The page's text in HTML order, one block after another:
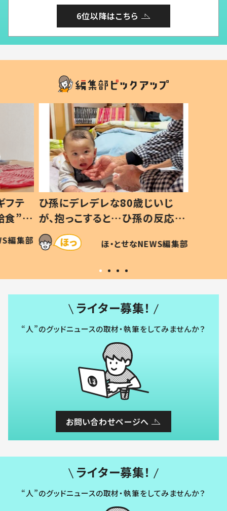
6位以降はこちら
じ
応に
方な
編集部
生後8ヶ月で亡くなった息子 約
3年半後、当時の妻の日記に書い
てあった本音とは
ほ・とせなNEWS編集部
ライター募集！
“人”のグッドニュースの取材・執筆をしてみませんか？
お問い合わせページへ
ライター募集！
“人”のグッドニュースの取材・執筆をしてみませんか？